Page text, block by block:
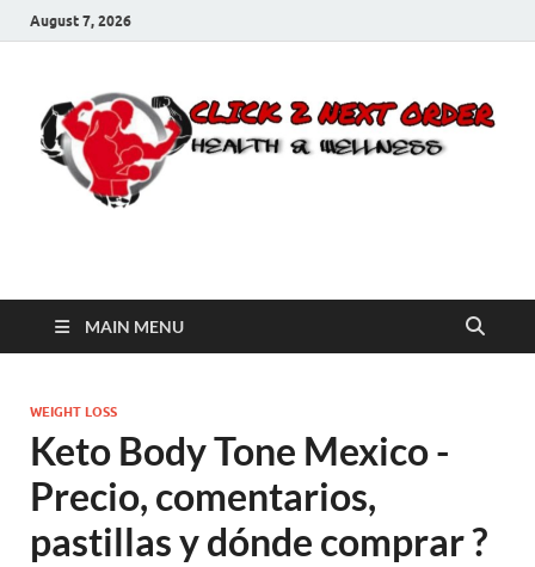
August 7, 2026
Click 2 Next Order
MAIN MENU
WEIGHT LOSS
Keto Body Tone Mexico -
Precio, comentarios,
pastillas y dónde comprar ?